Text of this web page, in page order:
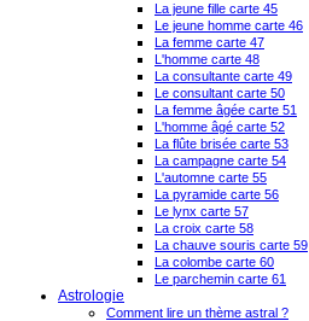
La jeune fille carte 45
Le jeune homme carte 46
La femme carte 47
L'homme carte 48
La consultante carte 49
Le consultant carte 50
La femme âgée carte 51
L'homme âgé carte 52
La flûte brisée carte 53
La campagne carte 54
L'automne carte 55
La pyramide carte 56
Le lynx carte 57
La croix carte 58
La chauve souris carte 59
La colombe carte 60
Le parchemin carte 61
Astrologie
Comment lire un thème astral ?